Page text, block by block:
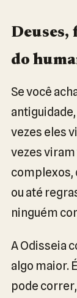
Deuses,
do
Se você
vezes eles
vezes
complexos,
ou até
ninguém
A Odisseia
algo maior.
pode